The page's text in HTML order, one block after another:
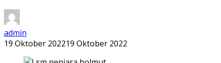
admin
19 Oktober 202219 Oktober 2022